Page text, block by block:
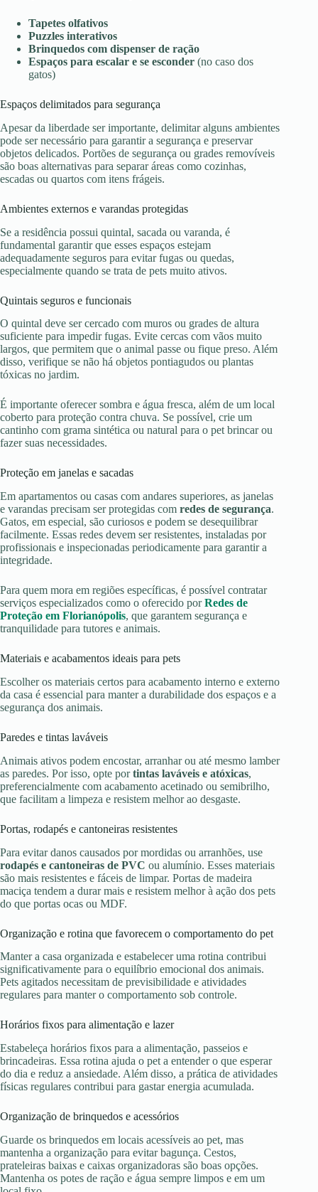
Tapetes olfativos
Puzzles interativos
Brinquedos com dispenser de ração
Espaços para escalar e se esconder (no caso dos
gatos)
Espaços delimitados para segurança
Apesar da liberdade ser importante, delimitar alguns ambientes
pode ser necessário para garantir a segurança e preservar
objetos delicados. Portões de segurança ou grades removíveis
são boas alternativas para separar áreas como cozinhas,
escadas ou quartos com itens frágeis.
Ambientes externos e varandas protegidas
Se a residência possui quintal, sacada ou varanda, é
fundamental garantir que esses espaços estejam
adequadamente seguros para evitar fugas ou quedas,
especialmente quando se trata de pets muito ativos.
Quintais seguros e funcionais
O quintal deve ser cercado com muros ou grades de altura
suficiente para impedir fugas. Evite cercas com vãos muito
largos, que permitem que o animal passe ou fique preso. Além
disso, verifique se não há objetos pontiagudos ou plantas
tóxicas no jardim.
É importante oferecer sombra e água fresca, além de um local
coberto para proteção contra chuva. Se possível, crie um
cantinho com grama sintética ou natural para o pet brincar ou
fazer suas necessidades.
Proteção em janelas e sacadas
Em apartamentos ou casas com andares superiores, as janelas
e varandas precisam ser protegidas com redes de segurança.
Gatos, em especial, são curiosos e podem se desequilibrar
facilmente. Essas redes devem ser resistentes, instaladas por
profissionais e inspecionadas periodicamente para garantir a
integridade.
Para quem mora em regiões específicas, é possível contratar
serviços especializados como o oferecido porRedes de
Proteção em Florianópolis, que garantem segurança e
tranquilidade para tutores e animais.
Materiais e acabamentos ideais para pets
Escolher os materiais certos para acabamento interno e externo
da casa é essencial para manter a durabilidade dos espaços e a
segurança dos animais.
Paredes e tintas laváveis
Animais ativos podem encostar, arranhar ou até mesmo lamber
as paredes. Por isso, opte portintas laváveis e atóxicas,
preferencialmente com acabamento acetinado ou semibrilho,
que facilitam a limpeza e resistem melhor ao desgaste.
Portas, rodapés e cantoneiras resistentes
Para evitar danos causados por mordidas ou arranhões, use
rodapés e cantoneiras de PVC ou alumínio. Esses materiais
são mais resistentes e fáceis de limpar. Portas de madeira
maciça tendem a durar mais e resistem melhor à ação dos pets
do que portas ocas ou MDF.
Organização e rotina que favorecem o comportamento do pet
Manter a casa organizada e estabelecer uma rotina contribui
significativamente para o equilíbrio emocional dos animais.
Pets agitados necessitam de previsibilidade e atividades
regulares para manter o comportamento sob controle.
Horários fixos para alimentação e lazer
Estabeleça horários fixos para a alimentação, passeios e
brincadeiras. Essa rotina ajuda o pet a entender o que esperar
do dia e reduz a ansiedade. Além disso, a prática de atividades
físicas regulares contribui para gastar energia acumulada.
Organização de brinquedos e acessórios
Guarde os brinquedos em locais acessíveis ao pet, mas
mantenha a organização para evitar bagunça. Cestos,
prateleiras baixas e caixas organizadoras são boas opções.
Mantenha os potes de ração e água sempre limpos e em um